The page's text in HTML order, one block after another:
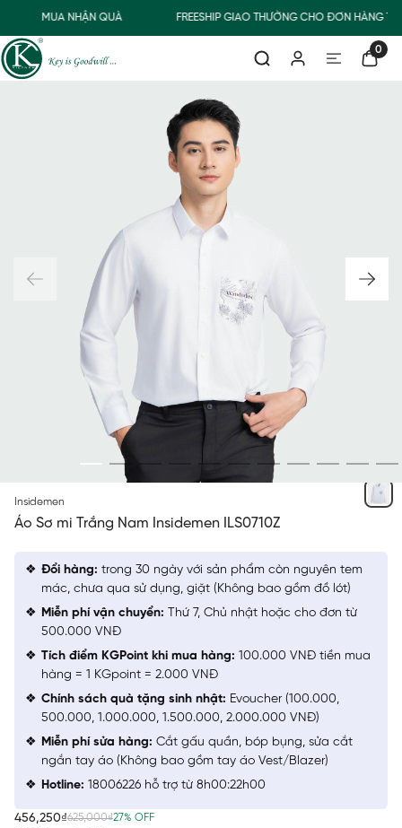
MUA NHẬN QUÀ FREESHIP GIAO THƯỜNG CHO ĐƠN HÀNG
0
Insidemen
Áo Sơ mi Trắng Nam Insidemen ILS0710Z
456,250₫625,000₫27% OFF
Đổi hàng: trong 30 ngày với sản phẩm còn nguyên tem
mác, chưa qua sử dụng, giặt (Không bao gồm đồ lót)
Miễn phí vận chuyển: Thứ 7, Chủ nhật hoặc cho đơn từ
500.000 VNĐ
Tích điểm KGPoint khi mua hàng: 100.000 VNĐ tiền mua
hàng = 1 KGpoint = 2.000 VNĐ
Chính sách quà tặng sinh nhật: Evoucher (100.000,
500.000, 1.000.000, 1.500.000, 2.000.000 VNĐ)
Miễn phí sửa hàng: Cắt gấu quần, bóp bụng, sửa cắt
ngắn tay áo (Không bao gồm tay áo Vest/Blazer)
Hotline: 18006226 hỗ trợ từ 8h00:22h00